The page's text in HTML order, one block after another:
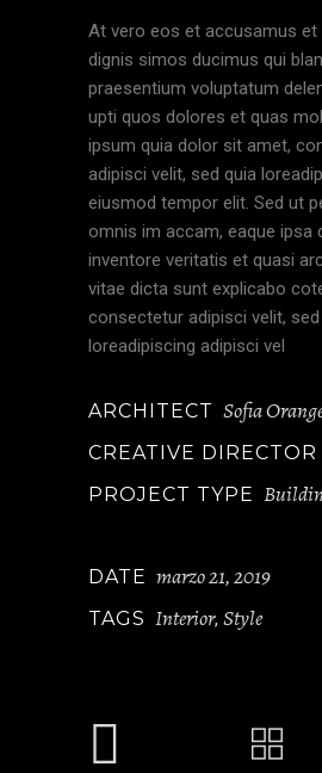
At vero eos et accusamus
dignis simos ducimus qui
praesentium voluptatum
upti quos dolores et quas
ipsum quia dolor sit amet,
adipisci velit, sed quia
eiusmod tempor elit. Sed ut
omnis im accam, eaque ipsa
inventore veritatis et quasi
vitae dicta sunt explicabo
consectetur adipisci velit,
loreadipiscing adipisci vel
ARCHITECT Sofia
CREATIVE DIRECTOR
PROJECT TYPE
DATE marzo 21, 2019
TAGS Interior, Style